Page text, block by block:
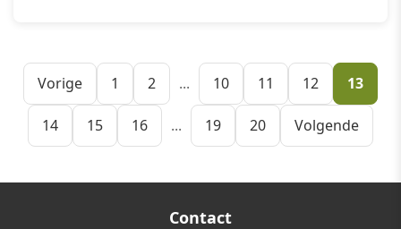
Vorige 1 2 ... 10 11 12 13
14 15 16 ... 19 20 Volgende
Contact